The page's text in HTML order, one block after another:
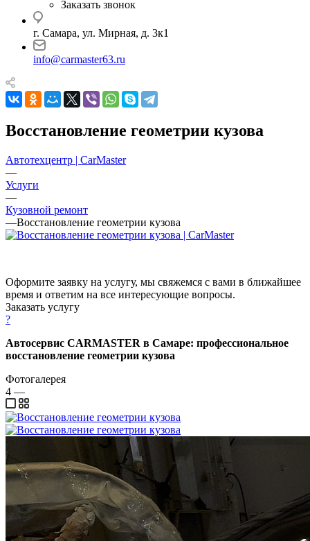
Заказать звонок
г. Самара, ул. Мирная, д. 3к1
info@carmaster63.ru
Восстановление геометрии кузова
Автотехцентр | CarMaster
—
Услуги
—
Кузовной ремонт
—Восстановление геометрии кузова
Оформите заявку на услугу, мы свяжемся с вами в ближайшее
время и ответим на все интересующие вопросы.
Заказать услугу
?
Автосервис CARMASTER в Самаре: профессиональное
восстановление геометрии кузова
Фотогалерея
4 —